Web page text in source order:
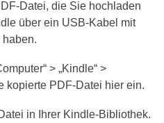
Datei, die Sie hochladen
über ein USB-Kabel mit
haben.
> „Kindle“ >
kopierte PDF-Datei hier ein.
in Ihrer Kindle-Bibliothek.